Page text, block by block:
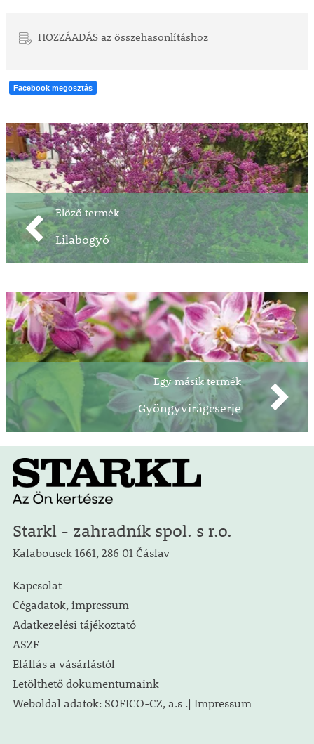
HOZZÁADÁS az összehasonlításhoz
Facebook megosztás
Előző termék
Lilabogyó
Egy másik termék
Gyöngyvirágcserje
Starkl - zahradník spol. s r.o.
Kalabousek 1661, 286 01 Čáslav
Kapcsolat
Cégadatok, impressum
Adatkezelési tájékoztató
ASZF
Elállás a vásárlástól
Letölthető dokumentumaink
Weboldal adatok: SOFICO-CZ, a.s .| Impressum